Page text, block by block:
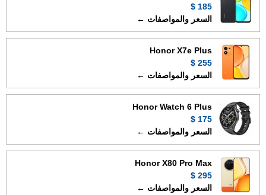
185 $
السعر والمواصفات ←
Honor X7e Plus
255 $
السعر والمواصفات ←
Honor Watch 6 Plus
175 $
السعر والمواصفات ←
Honor X80 Pro Max
295 $
السعر والمواصفات ←